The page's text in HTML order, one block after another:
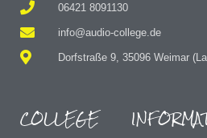
06421 8091130
info@audio-college.de
Dorfstraße 9, 35096 Weimar
COLLEGE